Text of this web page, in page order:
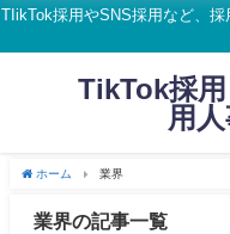
TIikTok採用やSNS採用など、
TikTok採
用
ホーム 業界
業界の記事一覧